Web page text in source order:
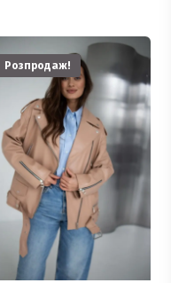
Розпродаж!